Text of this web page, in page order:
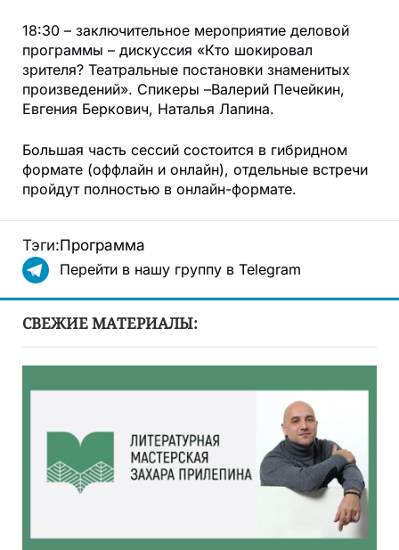
18:30 – заключительное мероприятие деловой
программы – дискуссия «Кто шокировал
зрителя? Театральные постановки знаменитых
произведений». Спикеры –Валерий Печейкин,
Евгения Беркович, Наталья Лапина.
Большая часть сессий состоится в гибридном
формате (оффлайн и онлайн), отдельные встречи
пройдут полностью в онлайн-формате.
Тэги:Программа
Перейти в нашу группу в Telegram
СВЕЖИЕ МАТЕРИАЛЫ: